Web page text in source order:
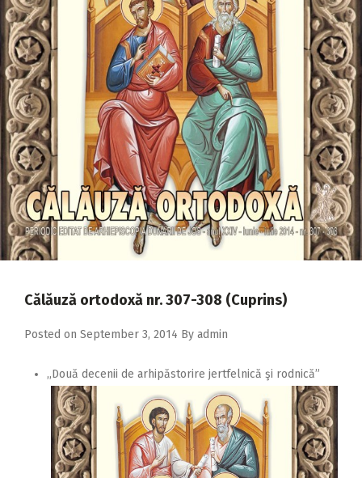
2018
2017
2016
2015
2014
2013
2012
2011
2010
Călăuză ortodoxă nr. 307-308 (Cuprins)
Posted on September 3, 2014 By admin
,,Două decenii de arhipăstorire jertfelnică şi rodnică”